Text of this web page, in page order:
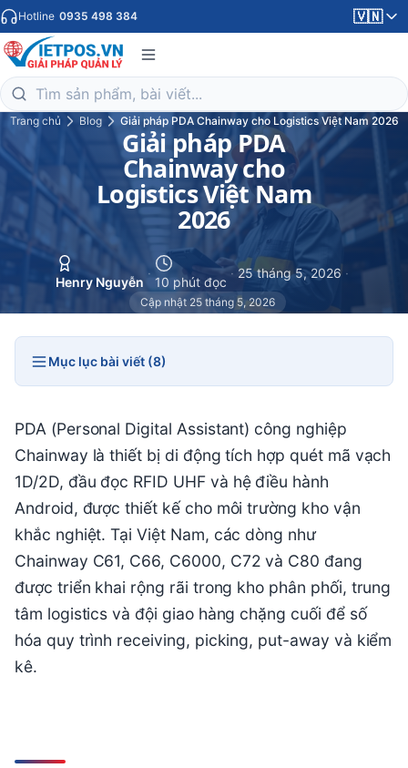
Hotline 0935 498 384 🇻🇳
Trang chủ Blog Giải pháp PDA Chainway cho Logistics Việt Nam 2026
Giải pháp PDA
Chainway cho
Logistics Việt Nam
2026
Henry Nguyễn
·
10 phút đọc
· 25 tháng 5, 2026 ·
Cập nhật 25 tháng 5, 2026
Mục lục bài viết (8)
PDA (Personal Digital Assistant) công nghiệp
Chainway là thiết bị di động tích hợp quét mã vạch
1D/2D, đầu đọc RFID UHF và hệ điều hành
Android, được thiết kế cho môi trường kho vận
khắc nghiệt. Tại Việt Nam, các dòng như
Chainway C61, C66, C6000, C72 và C80 đang
được triển khai rộng rãi trong kho phân phối, trung
tâm logistics và đội giao hàng chặng cuối để số
hóa quy trình receiving, picking, put-away và kiểm
kê.